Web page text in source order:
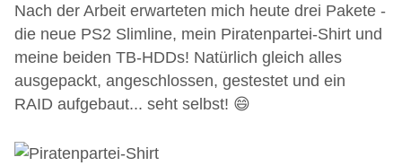
Nach der Arbeit erwarteten mich heute drei Pakete -
die neue PS2 Slimline, mein Piratenpartei-Shirt und
meine beiden TB-HDDs! Natürlich gleich alles
ausgepackt, angeschlossen, gestestet und ein
RAID aufgebaut... seht selbst! 😄